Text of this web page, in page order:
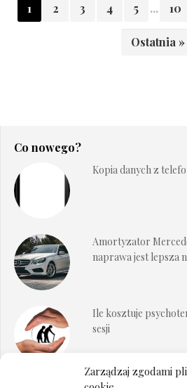
Zarządzaj zgodami
1 2 3 4 5 ... 10
Ostatnia »
Co nowego?
Kopia danych z
Amortyzator
naprawa jest lepsza
Ile kosztuje
sesji
Dokumenty do